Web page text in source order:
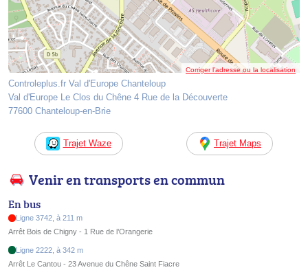
Corriger l’adresse ou la localisation
Controleplus.fr Val d'Europe Chanteloup
Val d'Europe Le Clos du Chêne 4 Rue de la Découverte
77600 Chanteloup-en-Brie
Trajet Waze Trajet Maps
Venir en transports en commun
En bus
Ligne 3742, à 211 m
Arrêt Bois de Chigny - 1 Rue de l’Orangerie
Ligne 2222, à 342 m
Arrêt Le Cantou - 23 Avenue du Chêne Saint Fiacre